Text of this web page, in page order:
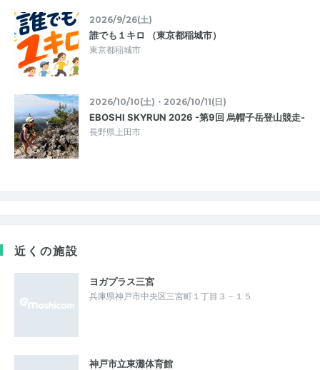
2026/9/26(土)
誰でも１キロ （東京都稲城市）
東京都稲城市
2026/10/10(土)・2026/10/11(日)
EBOSHI SKYRUN 2026 -第9回 烏帽子岳登山競走-
長野県上田市
近くの施設
ヨガプラス三宮
兵庫県神戸市中央区三宮町１丁目３－１５
神戸市立東灘体育館